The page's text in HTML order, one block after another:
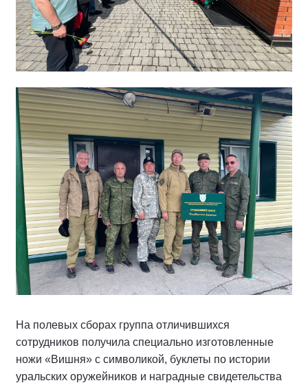
На полевых сборах группа отличившихся
сотрудников получила специально изготовленные
ножи «Вишня» с символикой, буклеты по истории
уральских оружейников и наградные свидетельства